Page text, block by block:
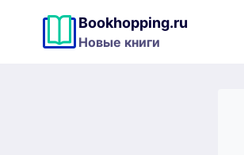
содержимому
Bookhopping.ru
Новые книги